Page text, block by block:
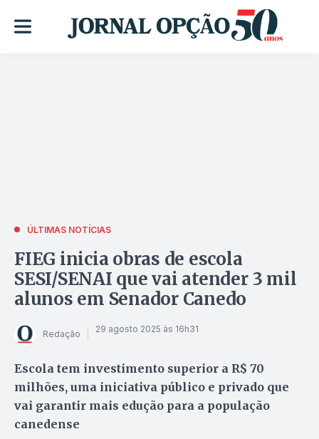
ÚLTIMAS NOTÍCIAS
FIEG inicia obras de escola
SESI/SENAI que vai atender 3 mil
alunos em Senador Canedo
Redação 29 agosto 2025 às 16h31
Escola tem investimento superior a R$ 70
milhões, uma iniciativa público e privado que
vai garantir mais edução para a população
canedense